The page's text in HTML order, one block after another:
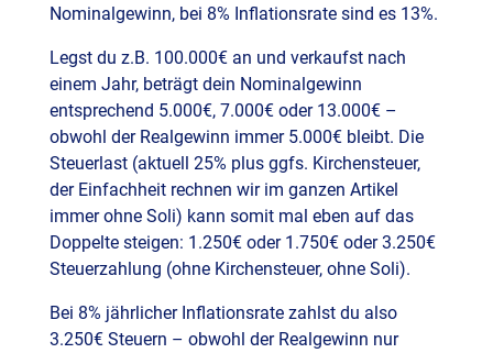
Nominalgewinn, bei 8% Inflationsrate sind es 13%.
Legst du z.B. 100.000€ an und verkaufst nach
einem Jahr, beträgt dein Nominalgewinn
entsprechend 5.000€, 7.000€ oder 13.000€ –
obwohl der Realgewinn immer 5.000€ bleibt. Die
Steuerlast (aktuell 25% plus ggfs. Kirchensteuer,
der Einfachheit rechnen wir im ganzen Artikel
immer ohne Soli) kann somit mal eben auf das
Doppelte steigen: 1.250€ oder 1.750€ oder 3.250€
Steuerzahlung (ohne Kirchensteuer, ohne Soli).
Bei 8% jährlicher Inflationsrate zahlst du also
3.250€ Steuern – obwohl der Realgewinn nur